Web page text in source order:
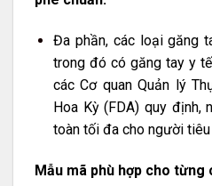
Đa phần, các loại găng
trong đó có găng tay y
các Cơ quan Quản lý
Hoa Kỳ (FDA) quy định,
toàn tối đa cho người tiêu
Mẫu mã phù hợp cho từng